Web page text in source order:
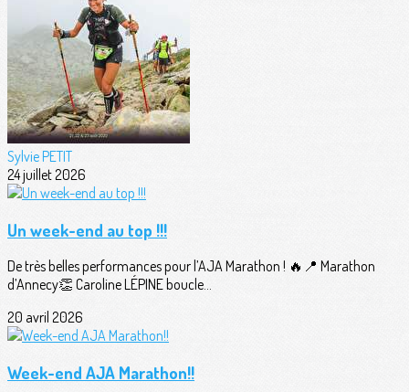
Sylvie PETIT
24 juillet 2026
Un week-end au top !!!
De très belles performances pour l’AJA Marathon ! 🔥📍 Marathon
d’Annecy👏 Caroline LÉPINE boucle...
20 avril 2026
Week-end AJA Marathon!!